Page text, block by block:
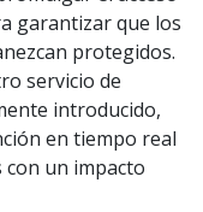
garantizar que los
protegidos.
servicio de
introducido,
en tiempo real
con un impacto